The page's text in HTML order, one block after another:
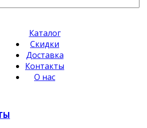
Каталог
Скидки
Доставка
Контакты
О нас